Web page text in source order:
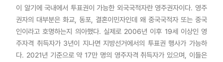
이 알기에 국내에서 투표권이 가능한 외국국적자란 영주권자이다. 영주
권자의 대부분은 화교, 동포, 결혼이민자인데 왜 중국국적자 또는 중국
인이라고 호명하는지 의아했다. 실제로 2006년 이후 19세 이상인 영
주자격 취득자가 3년이 지나면 지방선거에서의 투표권 행사가 가능하
다. 2021년 기준으로 약 17만 명의 영주자격 취득자가 있으며, 이들은